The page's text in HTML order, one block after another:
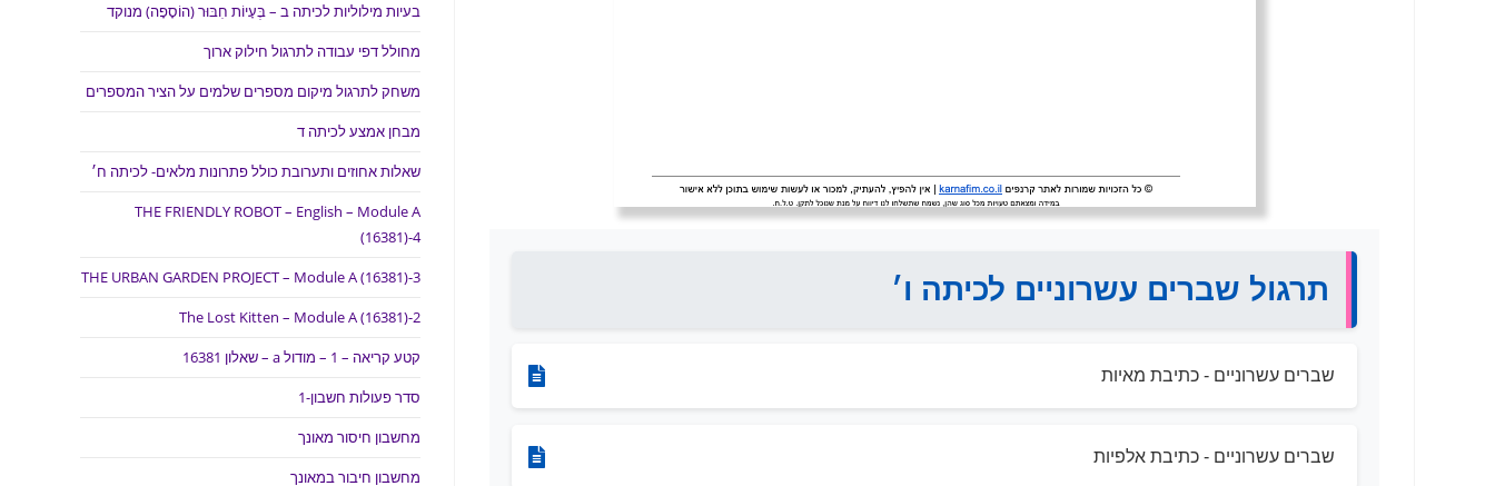
תרגול שברים עשרוניים לכיתה ו׳
שברים עשרוניים - כתיבת מאיות
שברים עשרוניים - כתיבת אלפיות
בעיות מילוליות לכיתה ב – בְּעָיוֹת חִבּוּר (הוֹסָפָה) מנוקד
מחולל דפי עבודה לתרגול חילוק ארוך
משחק לתרגול מיקום מספרים שלמים על הציר המספרים
מבחן אמצע לכיתה ד
שאלות אחוזים ותערובת כולל פתרונות מלאים- לכיתה ח׳
THE FRIENDLY ROBOT – English – Module A
(16381)-4
THE URBAN GARDEN PROJECT – Module A (16381)-3
The Lost Kitten – Module A (16381)-2
קטע קריאה – 1 – מודול a – שאלון 16381
סדר פעולות חשבון-1
מחשבון חיסור מאונך
מחשבון חיבור במאונך